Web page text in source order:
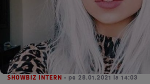
SHOWBIZ INTERN • pe 28.01.2021 la 14:03